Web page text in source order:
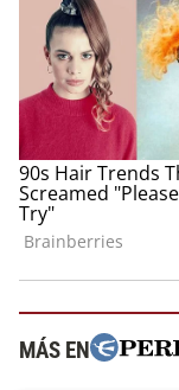
MÁS EN